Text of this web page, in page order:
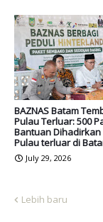
BAZNAS Batam
Pulau Terluar: 500
Bantuan Dihadirkan
Pulau terluar di
July 29, 2026
Lebih baru